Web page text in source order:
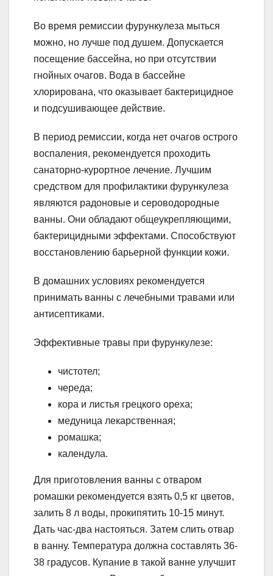
Во время ремиссии фурункулеза мыться
можно, но лучше под душем. Допускается
посещение бассейна, но при отсутствии
гнойных очагов. Вода в бассейне
хлорирована, что оказывает бактерицидное
и подсушивающее действие.
В период ремиссии, когда нет очагов острого
воспаления, рекомендуется проходить
санаторно-курортное лечение. Лучшим
средством для профилактики фурункулеза
являются радоновые и сероводородные
ванны. Они обладают общеукрепляющими,
бактерицидными эффектами. Способствуют
восстановлению барьерной функции кожи.
В домашних условиях рекомендуется
принимать ванны с лечебными травами или
антисептиками.
Эффективные травы при фурункулезе:
чистотел;
череда;
кора и листья грецкого ореха;
медуница лекарственная;
ромашка;
календула.
Для приготовления ванны с отваром
ромашки рекомендуется взять 0,5 кг цветов,
залить 8 л воды, прокипятить 10-15 минут.
Дать час-два настояться. Затем слить отвар
в ванну. Температура должна составлять 36-
38 градусов. Купание в такой ванне улучшит